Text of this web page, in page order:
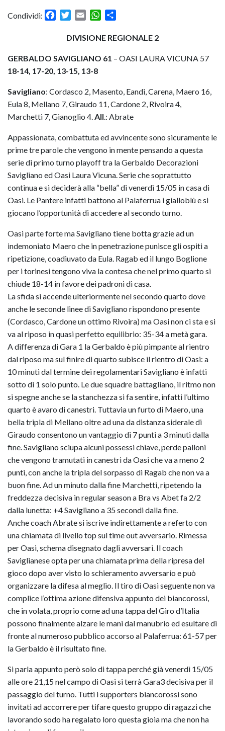
Condividi: FacebookTwitter
Email WhatsApp
DIVISIONE REGIONALE 2
GERBALDO SAVIGLIANO 61 – OASI LAURA VICUNA 57
18-14, 17-20, 13-15, 13-8
Savigliano: Cordasco 2, Masento, Eandi, Carena, Maero 16,
Eula 8, Mellano 7, Giraudo 11, Cardone 2, Rivoira 4,
Marchetti 7, Gianoglio 4.All.: Abrate
Appassionata, combattuta ed avvincente sono sicuramente le
prime tre parole che vengono in mente pensando a questa
serie di primo turno playoff tra la Gerbaldo Decorazioni
Savigliano ed Oasi Laura Vicuna. Serie che soprattutto
continua e si deciderà alla “bella” di venerdì 15/05 in casa di
Oasi. Le Pantere infatti battono al Palaferrua i gialloblù e si
giocano l’opportunità di accedere al secondo turno.
Oasi parte forte ma Savigliano tiene botta grazie ad un
indemoniato Maero che in penetrazione punisce gli ospiti a
ripetizione, coadiuvato da Eula. Ragab ed il lungo Boglione
per i torinesi tengono viva la contesa che nel primo quarto si
chiude 18-14 in favore dei padroni di casa.
La sfida si accende ulteriormente nel secondo quarto dove
anche le seconde linee di Savigliano rispondono presente
(Cordasco, Cardone un ottimo Rivoira) ma Oasi non ci sta e si
va al riposo in quasi perfetto equilibrio: 35-34 a metà gara.
A differenza di Gara 1 la Gerbaldo è più pimpante al rientro
dal riposo ma sul finire di quarto subisce il rientro di Oasi: a
10 minuti dal termine dei regolamentari Savigliano è infatti
sotto di 1 solo punto. Le due squadre battagliano, il ritmo non
si spegne anche se la stanchezza si fa sentire, infatti l’ultimo
quarto è avaro di canestri. Tuttavia un furto di Maero, una
bella tripla di Mellano oltre ad una da distanza siderale di
Giraudo consentono un vantaggio di 7 punti a 3 minuti dalla
fine. Savigliano sciupa alcuni possessi chiave, perde palloni
che vengono tramutati in canestri da Oasi che va a meno 2
punti, con anche la tripla del sorpasso di Ragab che non va a
buon fine. Ad un minuto dalla fine Marchetti, ripetendo la
freddezza decisiva in regular season a Bra vs Abet fa 2/2
dalla lunetta: +4 Savigliano a 35 secondi dalla fine.
Anche coach Abrate si iscrive indirettamente a referto con
una chiamata di livello top sul time out avversario. Rimessa
per Oasi, schema disegnato dagli avversari. Il coach
Saviglianese opta per una chiamata prima della ripresa del
gioco dopo aver visto lo schieramento avversario e può
organizzare la difesa al meglio. Il tiro di Oasi seguente non va
complice l’ottima azione difensiva appunto dei biancorossi,
che in volata, proprio come ad una tappa del Giro d’Italia
possono finalmente alzare le mani dal manubrio ed esultare di
fronte al numeroso pubblico accorso al Palaferrua: 61-57 per
la Gerbaldo è il risultato fine.
Si parla appunto però solo di tappa perché già venerdì 15/05
alle ore 21,15 nel campo di Oasi si terrà Gara3 decisiva per il
passaggio del turno. Tutti i supporters biancorossi sono
invitati ad accorrere per tifare questo gruppo di ragazzi che
lavorando sodo ha regalato loro questa gioia ma che non ha